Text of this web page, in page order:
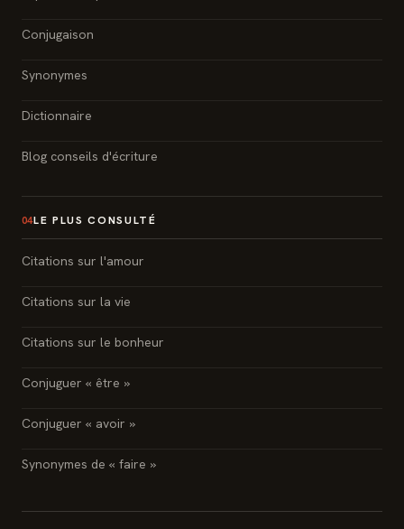
Conjugaison
Synonymes
Dictionnaire
Blog conseils d'écriture
04LE PLUS CONSULTÉ
Citations sur l'amour
Citations sur la vie
Citations sur le bonheur
Conjuguer « être »
Conjuguer « avoir »
Synonymes de « faire »